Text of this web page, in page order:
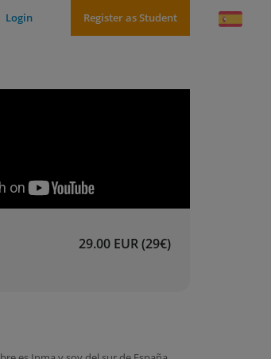
Login Register as Student
29.00 EUR (29€)